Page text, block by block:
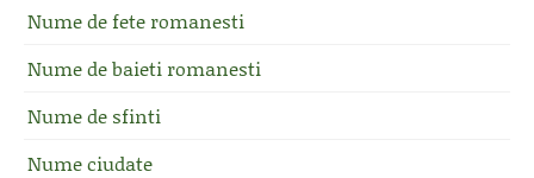
Nume de fete romanesti
Nume de baieti romanesti
Nume de sfinti
Nume ciudate